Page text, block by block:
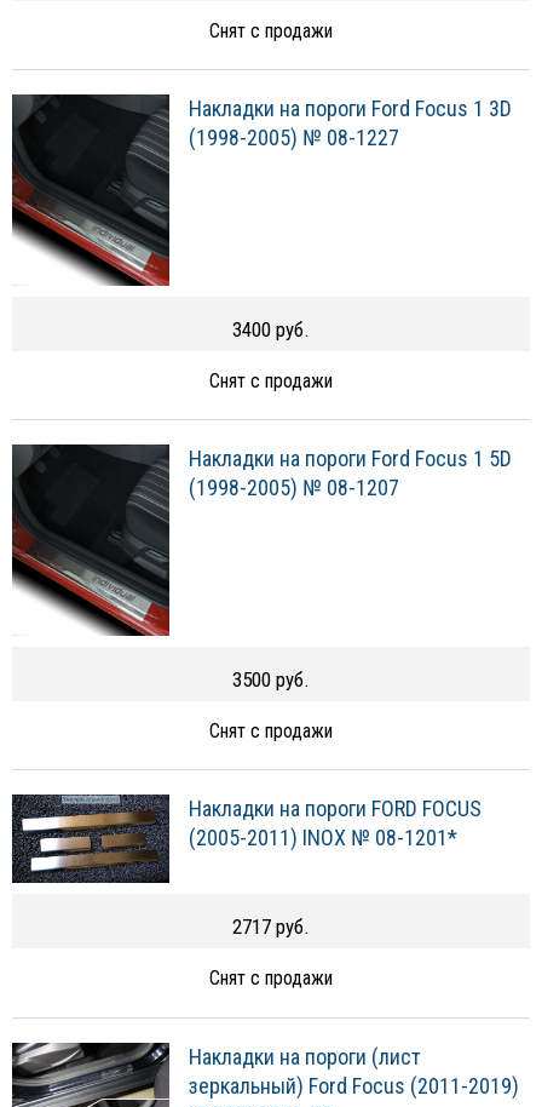
Снят с продажи
Накладки на пороги Ford Focus 1 3D
(1998-2005) № 08-1227
3400 руб.
Снят с продажи
Накладки на пороги Ford Focus 1 5D
(1998-2005) № 08-1207
3500 руб.
Снят с продажи
Накладки на пороги FORD FOCUS
(2005-2011) INOX № 08-1201*
2717 руб.
Снят с продажи
Накладки на пороги (лист
зеркальный) Ford Focus (2011-2019)